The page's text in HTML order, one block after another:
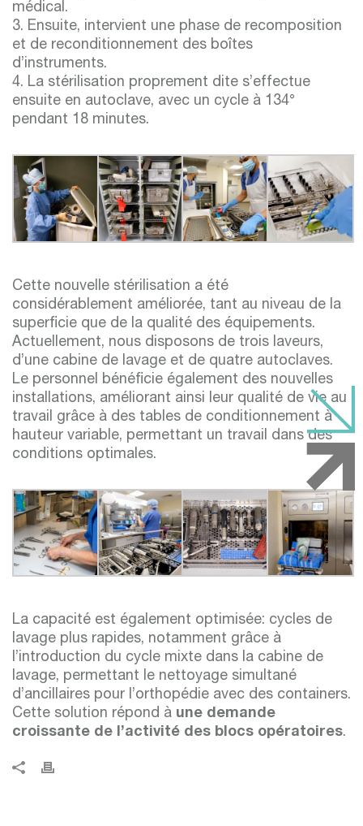
médical.
3. Ensuite, intervient une phase de recomposition
et de reconditionnement des boîtes
d’instruments.
4. La stérilisation proprement dite s’effectue
ensuite en autoclave, avec un cycle à 134°
pendant 18 minutes.
Cette nouvelle stérilisation a été
considérablement améliorée, tant au niveau de la
superficie que de la qualité des équipements.
Actuellement, nous disposons de trois laveurs,
d’une cabine de lavage et de quatre autoclaves.
Le personnel bénéficie également des nouvelles
installations, améliorant ainsi leur qualité de vie au
travail grâce à des tables de conditionnement à
hauteur variable, permettant un travail dans des
conditions optimales.
La capacité est également optimisée: cycles de
lavage plus rapides, notamment grâce à
l’introduction du cycle mixte dans la cabine de
lavage, permettant le nettoyage simultané
d’ancillaires pour l’orthopédie avec des containers.
Cette solution répond à une demande
croissante de l’activité des blocs opératoires.